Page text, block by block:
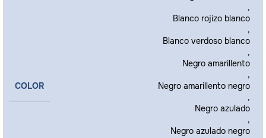
COLOR
,
Blanco rojizo blanco
,
Blanco verdoso blanco
,
Negro amarillento
,
Negro amarillento negro
,
Negro azulado
,
Negro azulado negro